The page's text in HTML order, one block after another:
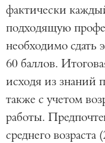
фактически
подходящую
необходимо сдать
60 баллов.
исходя из знаний
также с учетом
работы.
среднего